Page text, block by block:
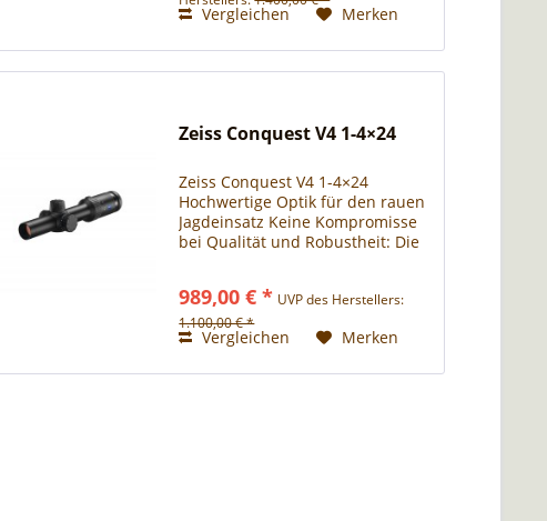
großem...
Vergleichen Merken
Zeiss Conquest V4 1-4×24
Zeiss Conquest V4 1-4×24
Hochwertige Optik für den rauen
Jagdeinsatz Keine Kompromisse
bei Qualität und Robustheit: Die
kombinieren das bewährte ZEISS
Optikkonzept mit einem
robusten...
989,00 € * UVP des Herstellers:
1.100,00 € *
Vergleichen Merken